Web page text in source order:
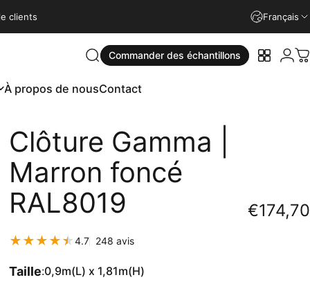
100% deFrançais
Rechercher
Commander des échantillons Vos
À propos de nousContact
Clôture Gamma
Marron foncé
RAL8019
€174,70
4.7 248 avis248 total des critiques
Taille:0,9m(L) x 1,81m(H)